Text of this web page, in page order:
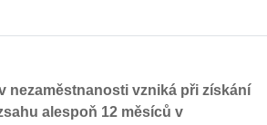
nezaměstnanosti vzniká při získání
alespoň 12 měsíců v